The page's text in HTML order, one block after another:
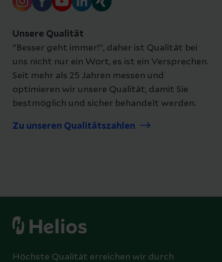
Unsere Qualität
"Besser geht immer!", daher ist Qualität bei
uns nicht nur ein Wort, es ist ein Versprechen.
Seit mehr als 25 Jahren messen und
optimieren wir unsere Qualität, damit Sie
bestmöglich und sicher behandelt werden.
Zu unseren Qualitätszahlen
Höchste Qualität erreichen wir durch